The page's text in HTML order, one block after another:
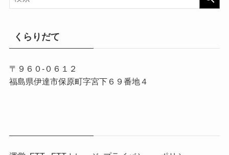
くらりだて
〒９６０-０６１２
福島県伊達市保原町字宮下６９番地４